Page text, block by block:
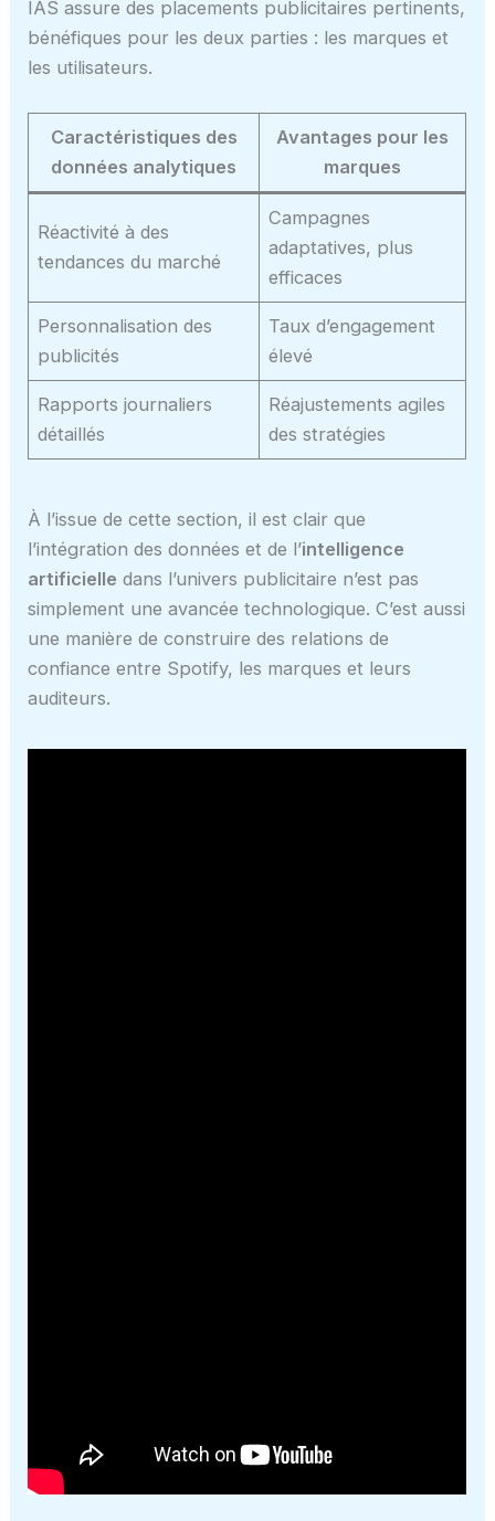
IAS assure des placements publicitaires pertinents,
bénéfiques pour les deux parties : les marques et
les utilisateurs.
Caractéristiques des
données analytiques
Avantages pour les
marques
Réactivité à des
tendances du marché
Campagnes
adaptatives, plus
efficaces
Personnalisation des
publicités
Taux d’engagement
élevé
Rapports journaliers
détaillés
Réajustements agiles
des stratégies
À l’issue de cette section, il est clair que
l’intégration des données et de l’intelligence
artificielle dans l’univers publicitaire n’est pas
simplement une avancée technologique. C’est aussi
une manière de construire des relations de
confiance entre Spotify, les marques et leurs
auditeurs.